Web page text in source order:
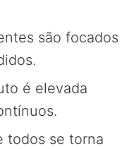
são focados
é elevada
todos se torna